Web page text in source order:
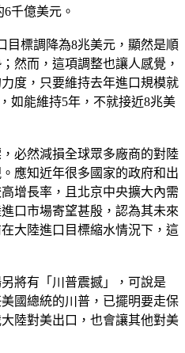
千億美元。
目標調降為8兆美元，顯然是順
然而，這項調整也讓人感覺，
度，只要維持去年進口規模就
如能維持5年，不就接近8兆美
必然減損全球眾多廠商的對陸
應知近年很多國家的政府和出
增長率，且北京中央擴大內需
口市場寄望甚殷，認為其未來
大陸進口目標縮水情況下，這
將有「川普震撼」，可說是
國總統的川普，已擺明要走保
陸對美出口，也會讓其他對美